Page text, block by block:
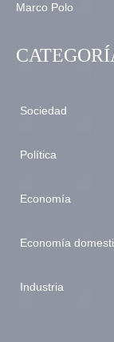
Sociedad
Política
Economía
Economía
Industria